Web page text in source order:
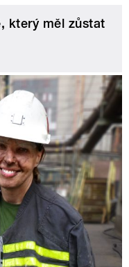
který měl zůstat